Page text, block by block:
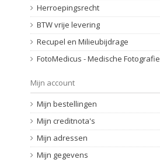
Herroepingsrecht
BTW vrije levering
Recupel en Milieubijdrage
FotoMedicus - Medische Fotografie
Mijn account
Mijn bestellingen
Mijn creditnota's
Mijn adressen
Mijn gegevens